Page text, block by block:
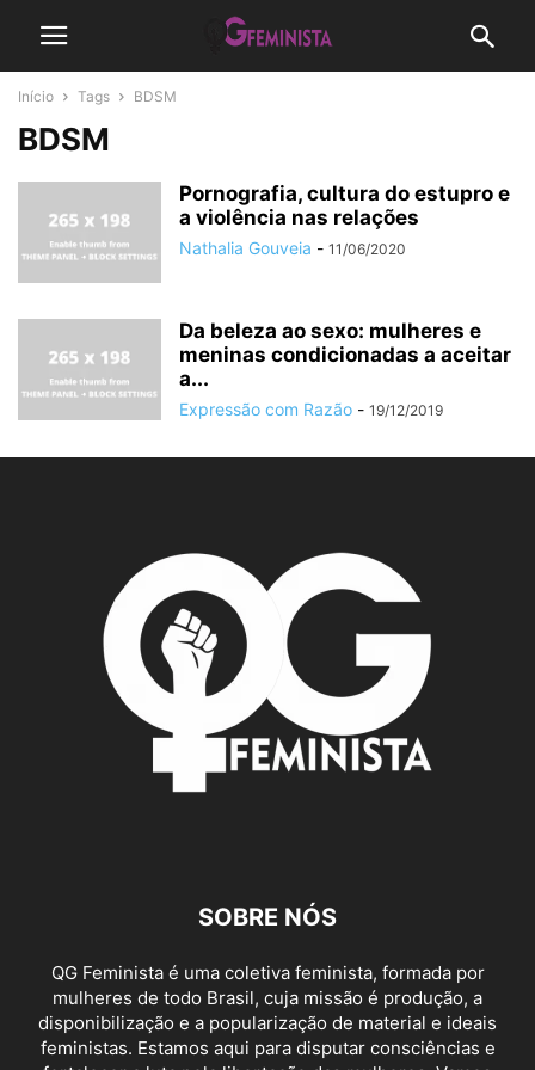
Início Tags BDSM
BDSM
Pornografia, cultura do estupro e
a violência nas relações
Nathalia Gouveia - 11/06/2020
Da beleza ao sexo: mulheres e
meninas condicionadas a aceitar
a...
Expressão com Razão - 19/12/2019
SOBRE NÓS
QG Feminista é uma coletiva feminista, formada por
mulheres de todo Brasil, cuja missão é produção, a
disponibilização e a popularização de material e ideais
feministas. Estamos aqui para disputar consciências e